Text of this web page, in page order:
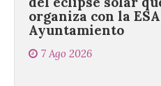
7 Ago 2026